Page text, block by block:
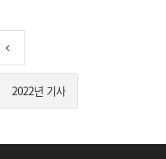
2022년 기사